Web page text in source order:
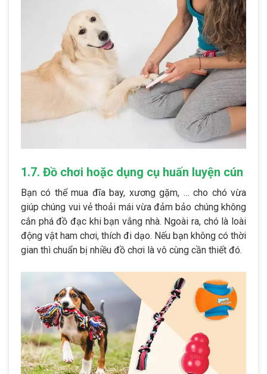
1.7. Đồ chơi hoặc dụng cụ huấn luyện cún
Bạn có thể mua đĩa bay, xương gặm, … cho chó vừa
giúp chúng vui vẻ thoải mái vừa đảm bảo chúng không
cắn phá đồ đạc khi bạn vắng nhà. Ngoài ra, chó là loài
động vật ham chơi, thích đi dạo. Nếu bạn không có thời
gian thì chuẩn bị nhiều đồ chơi là vô cùng cần thiết đó.